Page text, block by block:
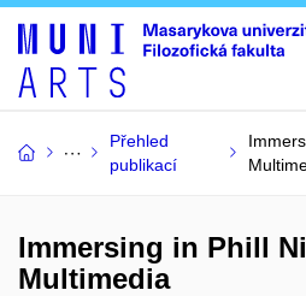
Přehled
publikací
Immersing in Phill
Multimedia